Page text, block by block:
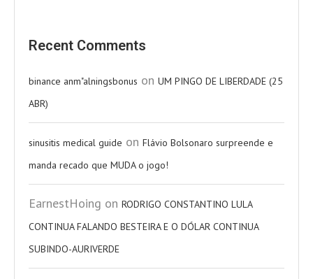
Recent Comments
binance anm"alningsbonus on UM PINGO DE LIBERDADE (25
ABR)
sinusitis medical guide on Flávio Bolsonaro surpreende e
manda recado que MUDA o jogo!
EarnestHoing on RODRIGO CONSTANTINO LULA
CONTINUA FALANDO BESTEIRA E O DÓLAR CONTINUA
SUBINDO-AURIVERDE